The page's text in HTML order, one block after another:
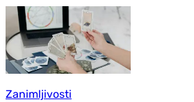
Zanimljivosti